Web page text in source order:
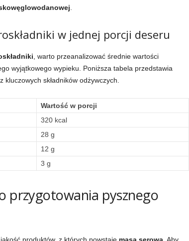
w jednej porcji deseru
, warto przeanalizować średnie wartości
wyjątkowego wypieku. Poniższa tabela przedstawia
składników odżywczych.
Wartość w porcji
320 kcal
28 g
12 g
3 g
przygotowania pysznego